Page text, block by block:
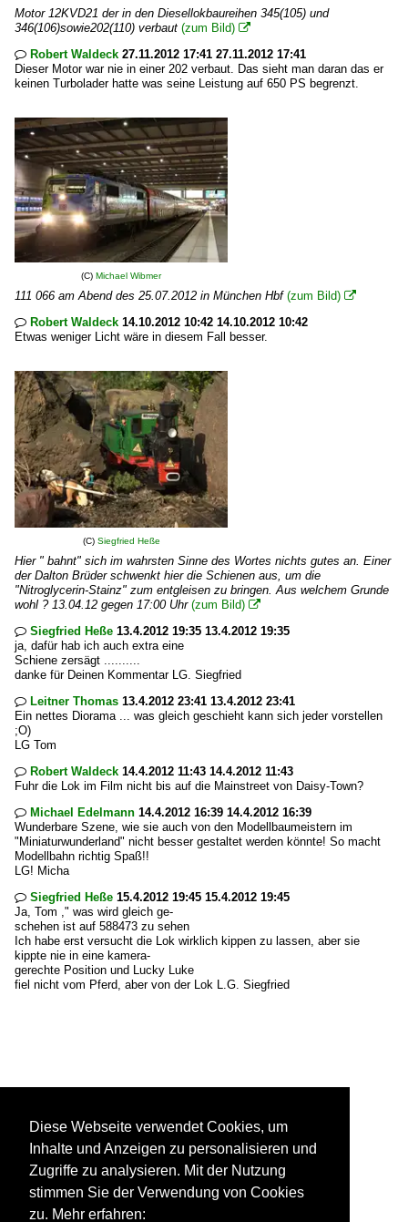
Motor 12KVD21 der in den Diesellokbaureihen 345(105) und
346(106)sowie202(110) verbaut (zum Bild) 
 Robert Waldeck 27.11.2012 17:41 27.11.2012 17:41
Dieser Motor war nie in einer 202 verbaut. Das sieht man daran das er
keinen Turbolader hatte was seine Leistung auf 650 PS begrenzt.
(C) Michael Wibmer
111 066 am Abend des 25.07.2012 in München Hbf (zum Bild) 
 Robert Waldeck 14.10.2012 10:42 14.10.2012 10:42
Etwas weniger Licht wäre in diesem Fall besser.
(C) Siegfried Heße
Hier " bahnt" sich im wahrsten Sinne des Wortes nichts gutes an. Einer
der Dalton Brüder schwenkt hier die Schienen aus, um die
"Nitroglycerin-Stainz" zum entgleisen zu bringen. Aus welchem Grunde
wohl ? 13.04.12 gegen 17:00 Uhr (zum Bild) 
 Siegfried Heße 13.4.2012 19:35 13.4.2012 19:35
ja, dafür hab ich auch extra eine
Schiene zersägt ..........
danke für Deinen Kommentar LG. Siegfried
 Leitner Thomas 13.4.2012 23:41 13.4.2012 23:41
Ein nettes Diorama ... was gleich geschieht kann sich jeder vorstellen
;O)
LG Tom
 Robert Waldeck 14.4.2012 11:43 14.4.2012 11:43
Fuhr die Lok im Film nicht bis auf die Mainstreet von Daisy-Town?
 Michael Edelmann 14.4.2012 16:39 14.4.2012 16:39
Wunderbare Szene, wie sie auch von den Modellbaumeistern im
"Miniaturwunderland" nicht besser gestaltet werden könnte! So macht
Modellbahn richtig Spaß!!
LG! Micha
 Siegfried Heße 15.4.2012 19:45 15.4.2012 19:45
Ja, Tom ," was wird gleich ge-
schehen ist auf 588473 zu sehen
Ich habe erst versucht die Lok wirklich kippen zu lassen, aber sie
kippte nie in eine kamera-
gerechte Position und Lucky Luke
fiel nicht vom Pferd, aber von der Lok L.G. Siegfried
Diese Webseite verwendet Cookies, um
Inhalte und Anzeigen zu personalisieren und
Zugriffe zu analysieren. Mit der Nutzung
stimmen Sie der Verwendung von Cookies
zu. Mehr erfahren: